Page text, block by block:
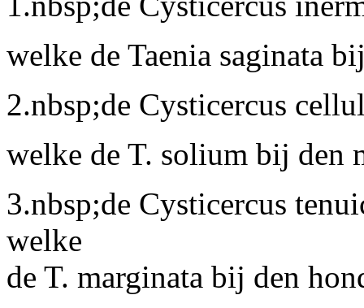
welke de Taenia saginata
2.nbsp;de Cysticercus
welke de T. solium bij den
3.nbsp;de Cysticercus
welke
de T. marginata bij den